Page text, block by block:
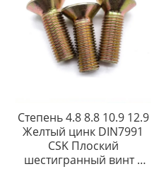
Степень 4.8 8.8 10.9 12.9
Желтый цинк DIN7991
CSK Плоский
шестигранный винт с